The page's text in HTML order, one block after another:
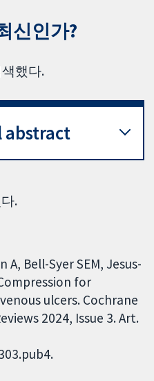
신인가?
했다.
abstract
.
A, Bell-Syer SEM, Jesus-
for
ulcers. Cochrane
2024, Issue 3. Art.